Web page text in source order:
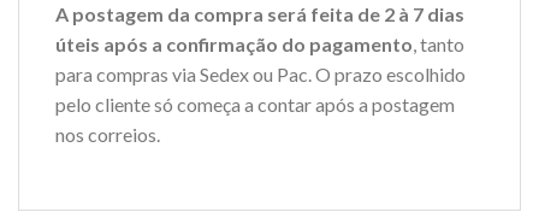
A postagem da compra será feita de 2 à 7 dias
úteis após a confirmação do pagamento , tanto
para compras via Sedex ou Pac. O prazo escolhido
pelo cliente só começa a contar após a postagem
nos correios.